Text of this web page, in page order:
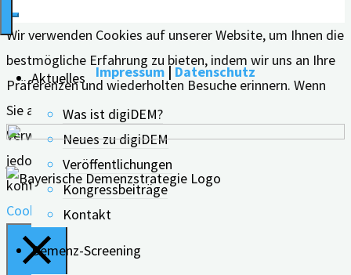
Aktuelles
Was ist digiDEM?
Neues zu digiDEM
Veröffentlichungen
Kongressbeiträge
Kontakt
Demenz-Screening
Impressum | Datenschutz
Wir verwenden Cookies auf unserer Website, um Ihnen die
bestmögliche Erfahrung zu bieten, indem wir uns an Ihre
Präferenzen und wiederholten Besuche erinnern. Wenn
Sie auf "Alle akzeptieren" klicken, erklären Sie sich mit der
Verwendung ALLER Cookies einverstanden. Sie können
jedoch die "Cookie-Einstellungen" besuchen, um eine
kontrollierte Zustimmung zu erteilen.
Cookie Einstellungen